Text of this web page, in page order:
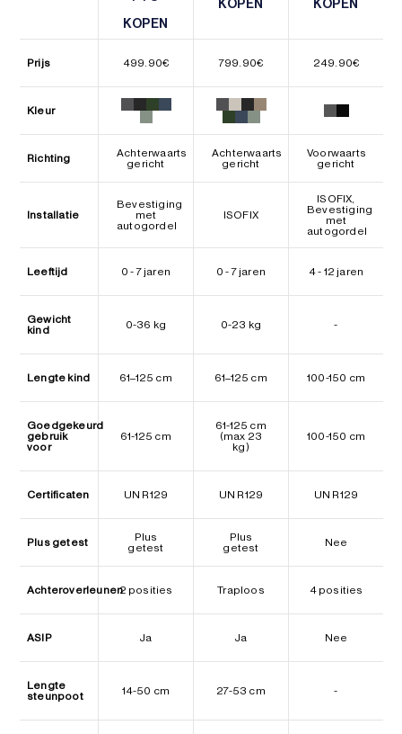
KOPEN
KOPEN
KOPEN
KOPEN
Prijs 499.90€ 799.90€ 249.90€
Kleur
Richting
Achterwaarts
gericht
Achterwaarts
gericht
Voorwaarts
gericht
Installatie
Bevestiging
met
autogordel
ISOFIX
ISOFIX,
Bevestiging
met
autogordel
Leeftijd 0 - 7 jaren 0 - 7 jaren 4 - 12 jaren
Gewicht
kind
0-36 kg 0-23 kg -
Lengte kind 61–125 cm 61–125 cm 100-150 cm
Goedgekeurd
gebruik
voor
61-125 cm
61-125 cm
(max 23
kg)
100-150 cm
Certificaten UN R129 UN R129 UN R129
Plus getest
Plus
getest
Plus
getest
Nee
Achteroverleunen2 posities Traploos 4 posities
ASIP Ja Ja Nee
Lengte
steunpoot
14-50 cm 27-53 cm -